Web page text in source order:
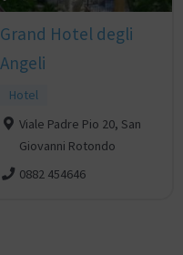
Grand Hotel degli
Angeli
Hotel
Viale Padre Pio 20, San
Giovanni Rotondo
0882 454646